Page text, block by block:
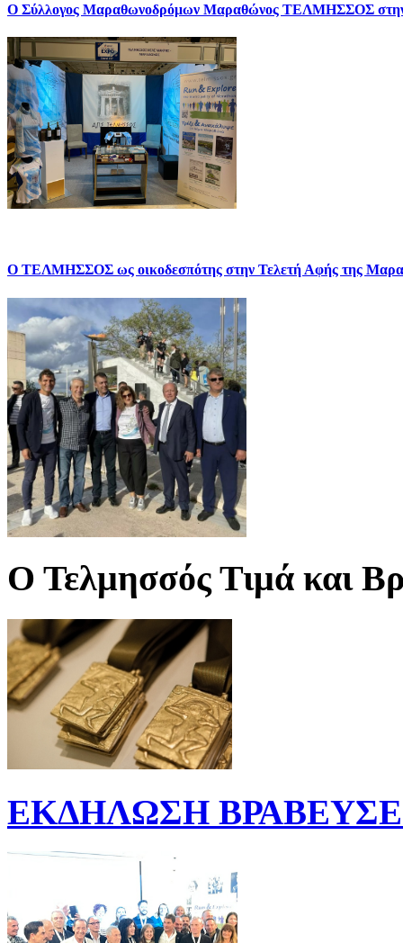
Ο Σύλλογος Μαραθωνοδρόμων Μαραθώνος ΤΕΛΜΗΣΣΟΣ
Ο ΤΕΛΜΗΣΣΟΣ ως οικοδεσπότης στην Τελετή Αφής της
Ο Τελμησσός Τιμά και
ΕΚΔΗΛΩΣΗ